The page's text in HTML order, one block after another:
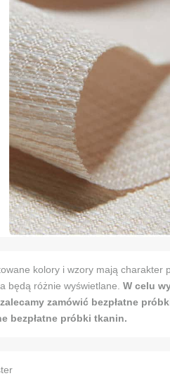
kolory i wzory mają charakter
będą różnie wyświetlane. W celu
zamówić bezpłatne
bezpłatne próbki tkanin.